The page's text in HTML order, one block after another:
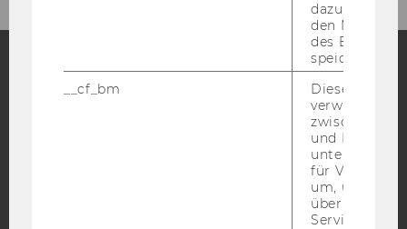
Blog
Bluesky
dazu
den
des
speichern.
__cf_bm
Dieses
verwendet,
zwischen
und Bots zu
für Vimeo
um, um
über die
Service zu